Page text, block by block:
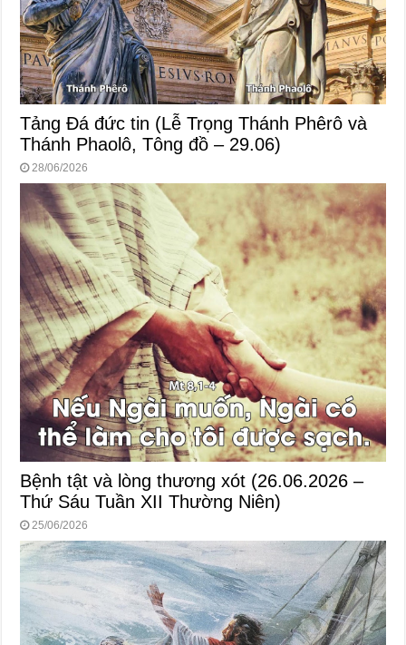
Tảng Đá đức tin (Lễ Trọng Thánh Phêrô và
Thánh Phaolô, Tông đồ – 29.06)
28/06/2026
Bệnh tật và lòng thương xót (26.06.2026 –
Thứ Sáu Tuần XII Thường Niên)
25/06/2026